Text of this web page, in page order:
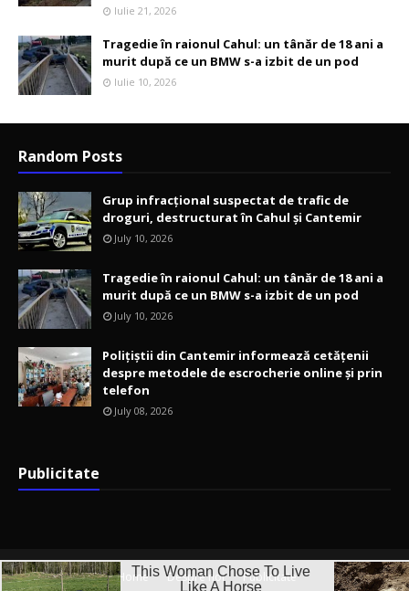
Iulie 21, 2026
Tragedie în raionul Cahul: un tânăr de 18 ani a
murit după ce un BMW s-a izbit de un pod
Iulie 10, 2026
Random Posts
Grup infracțional suspectat de trafic de
droguri, destructurat în Cahul și Cantemir
July 10, 2026
Tragedie în raionul Cahul: un tânăr de 18 ani a
murit după ce un BMW s-a izbit de un pod
July 10, 2026
Polițiștii din Cantemir informează cetățenii
despre metodele de escrocherie online și prin
telefon
July 08, 2026
Publicitate
Home Despre noi Publicitate